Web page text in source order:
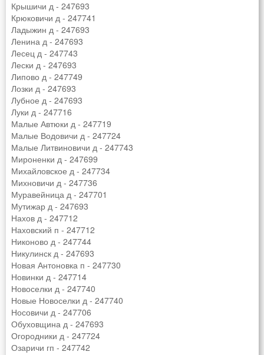
Крышичи д - 247693
Крюковичи д - 247741
Ладыжин д - 247693
Ленина д - 247693
Лесец д - 247743
Лески д - 247693
Липово д - 247749
Лозки д - 247693
Лубное д - 247693
Луки д - 247716
Малые Автюки д - 247719
Малые Водовичи д - 247724
Малые Литвиновичи д - 247743
Мироненки д - 247699
Михайловское д - 247734
Михновичи д - 247736
Муравейница д - 247701
Мутижар д - 247693
Нахов д - 247712
Наховский п - 247712
Никоново д - 247744
Никулинск д - 247693
Новая Антоновка п - 247730
Новинки д - 247714
Новоселки д - 247740
Новые Новоселки д - 247740
Носовичи д - 247706
Обуховщина д - 247693
Огородники д - 247724
Озаричи гп - 247742